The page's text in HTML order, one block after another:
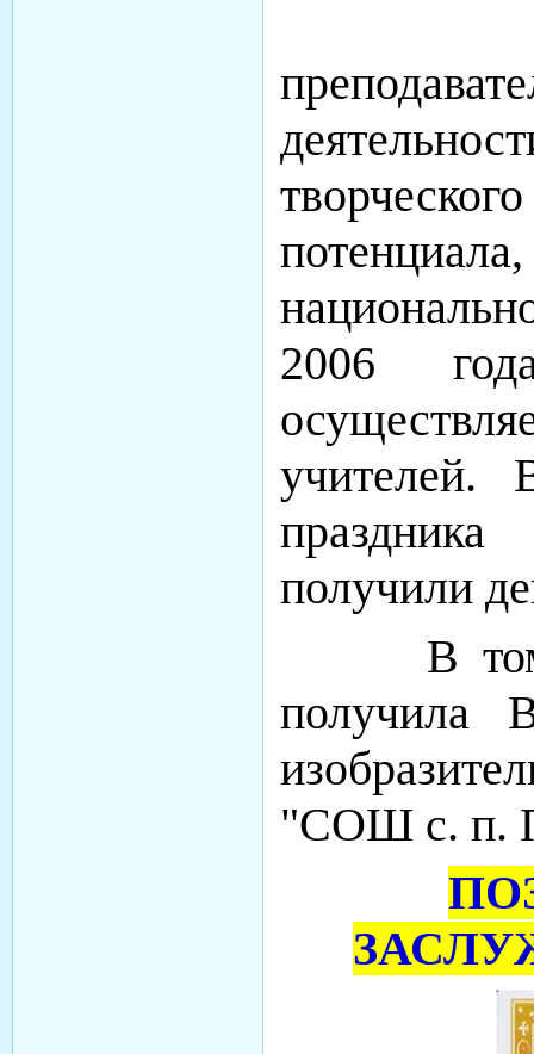
2006
учителей.
получили
В том
получила
"СОШ с. п.